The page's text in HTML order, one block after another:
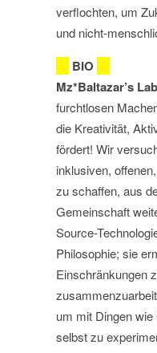
verflochten, um
und nicht-
BIO
Mz*Baltazar’s Lab
furchtlosen
die Kreativität,
fördert! Wir
inklusiven,
zu schaffen, aus
Gemeinschaft
Source-
Philosophie; sie
Einschränkungen
um mit Dingen
selbst zu